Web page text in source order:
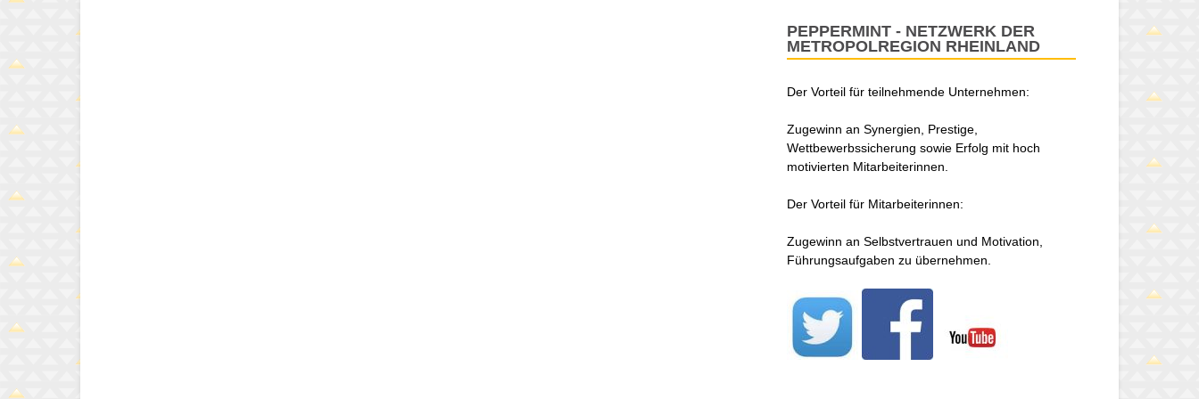
PEPPERMINT - NETZWERK DER
METROPOLREGION RHEINLAND
Der Vorteil für teilnehmende Unternehmen:
Zugewinn an Synergien, Prestige,
Wettbewerbssicherung sowie Erfolg mit hoch
motivierten Mitarbeiterinnen.
Der Vorteil für Mitarbeiterinnen:
Zugewinn an Selbstvertrauen und Motivation,
Führungsaufgaben zu übernehmen.